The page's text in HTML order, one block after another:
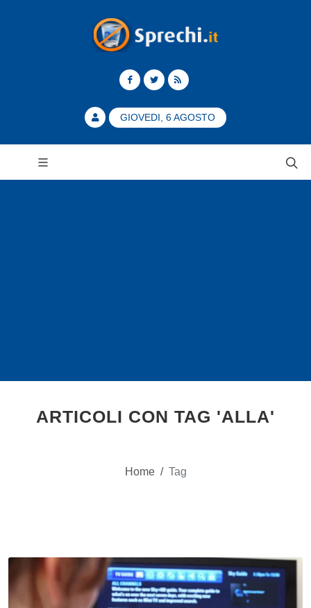
GIOVEDI, 6 AGOSTO
ARTICOLI CON TAG 'ALLA'
Home / Tag